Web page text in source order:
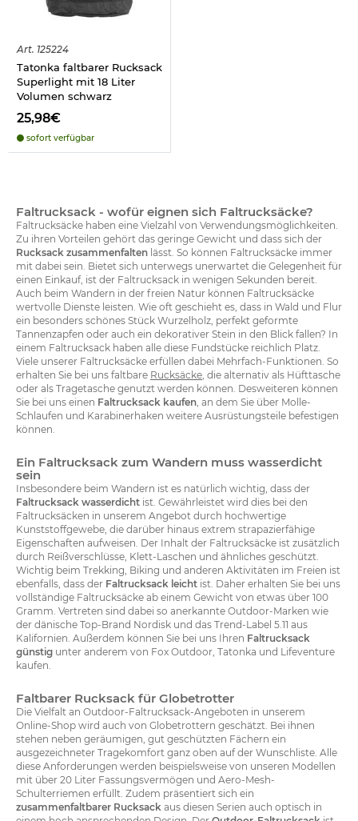
Art. 125224
Tatonka faltbarer Rucksack
Superlight mit 18 Liter
Volumen schwarz
25,98€
sofort verfügbar
Faltrucksack - wofür eignen sich Faltrucksäcke?
Faltrucksäcke haben eine Vielzahl von Verwendungsmöglichkeiten.
Zu ihren Vorteilen gehört das geringe Gewicht und dass sich der
Rucksack zusammenfalten lässt. So können Faltrucksäcke immer
mit dabei sein. Bietet sich unterwegs unerwartet die Gelegenheit für
einen Einkauf, ist der Faltrucksack in wenigen Sekunden bereit.
Auch beim Wandern in der freien Natur können Faltrucksäcke
wertvolle Dienste leisten. Wie oft geschieht es, dass in Wald und Flur
ein besonders schönes Stück Wurzelholz, perfekt geformte
Tannenzapfen oder auch ein dekorativer Stein in den Blick fallen? In
einem Faltrucksack haben alle diese Fundstücke reichlich Platz.
Viele unserer Faltrucksäcke erfüllen dabei Mehrfach-Funktionen. So
erhalten Sie bei uns faltbare Rucksäcke , die alternativ als Hüfttasche
oder als Tragetasche genutzt werden können. Desweiteren können
Sie bei uns einen Faltrucksack kaufen , an dem Sie über Molle-
Schlaufen und Karabinerhaken weitere Ausrüstungsteile befestigen
können.
Ein Faltrucksack zum Wandern muss wasserdicht
sein
Insbesondere beim Wandern ist es natürlich wichtig, dass der
Faltrucksack wasserdicht ist. Gewährleistet wird dies bei den
Faltrucksäcken in unserem Angebot durch hochwertige
Kunststoffgewebe, die darüber hinaus extrem strapazierfähige
Eigenschaften aufweisen. Der Inhalt der Faltrucksäcke ist zusätzlich
durch Reißverschlüsse, Klett-Laschen und ähnliches geschützt.
Wichtig beim Trekking, Biking und anderen Aktivitäten im Freien ist
ebenfalls, dass der Faltrucksack leicht ist. Daher erhalten Sie bei uns
vollständige Faltrucksäcke ab einem Gewicht von etwas über 100
Gramm. Vertreten sind dabei so anerkannte Outdoor-Marken wie
der dänische Top-Brand Nordisk und das Trend-Label 5.11 aus
Kalifornien. Außerdem können Sie bei uns Ihren Faltrucksack
günstig unter anderem von Fox Outdoor, Tatonka und Lifeventure
kaufen.
Faltbarer Rucksack für Globetrotter
Die Vielfalt an Outdoor-Faltrucksack-Angeboten in unserem
Online-Shop wird auch von Globetrottern geschätzt. Bei ihnen
stehen neben geräumigen, gut geschützten Fächern ein
ausgezeichneter Tragekomfort ganz oben auf der Wunschliste. Alle
diese Anforderungen werden beispielsweise von unseren Modellen
mit über 20 Liter Fassungsvermögen und Aero-Mesh-
Schulterriemen erfüllt. Zudem präsentiert sich ein
zusammenfaltbarer Rucksack aus diesen Serien auch optisch in